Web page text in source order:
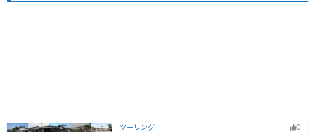
す。ただし、野生動物との遭遇には注意が必要です。
ツーリング 0